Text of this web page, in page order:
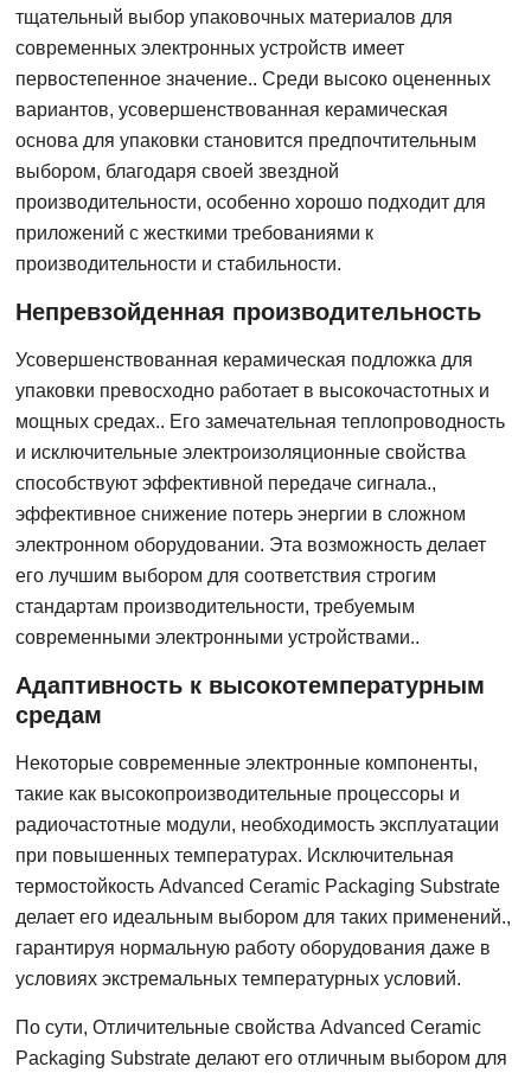
тщательный выбор упаковочных материалов для
современных электронных устройств имеет
первостепенное значение.. Среди высоко оцененных
вариантов, усовершенствованная керамическая
основа для упаковки становится предпочтительным
выбором, благодаря своей звездной
производительности, особенно хорошо подходит для
приложений с жесткими требованиями к
производительности и стабильности.
Непревзойденная производительность
Усовершенствованная керамическая подложка для
упаковки превосходно работает в высокочастотных и
мощных средах.. Его замечательная теплопроводность
и исключительные электроизоляционные свойства
способствуют эффективной передаче сигнала.,
эффективное снижение потерь энергии в сложном
электронном оборудовании. Эта возможность делает
его лучшим выбором для соответствия строгим
стандартам производительности, требуемым
современными электронными устройствами..
Адаптивность к высокотемпературным
средам
Некоторые современные электронные компоненты,
такие как высокопроизводительные процессоры и
радиочастотные модули, необходимость эксплуатации
при повышенных температурах. Исключительная
термостойкость Advanced Ceramic Packaging Substrate
делает его идеальным выбором для таких применений.,
гарантируя нормальную работу оборудования даже в
условиях экстремальных температурных условий.
По сути, Отличительные свойства Advanced Ceramic
Packaging Substrate делают его отличным выбором для